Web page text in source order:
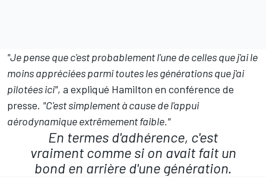
"Je pense que c'est probablement l'une de celles que j'ai le
moins appréciées parmi toutes les générations que j'ai
pilotées ici", a expliqué Hamilton en conférence de
presse. "C'est simplement à cause de l'appui
aérodynamique extrêmement faible."
En termes d'adhérence, c'est
vraiment comme si on avait fait un
bond en arrière d'une génération.